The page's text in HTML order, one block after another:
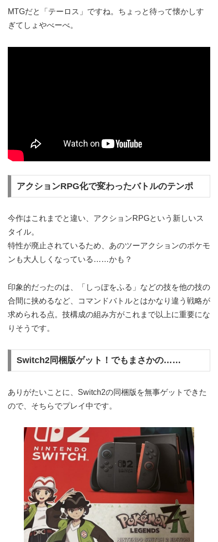
MTGだと「テーロス」ですね。ちょっと待って懐かしす
ぎてしょやべーべ。
アクションRPG化で変わったバトルのテンポ
今作はこれまでと違い、アクションRPGという新しいス
タイル。
特性が廃止されているため、あのツーアクションのポケモ
ンも大人しくなっている……かも？
印象的だったのは、「しっぽをふる」などの技を他の技の
合間に挟めるなど、コマンドバトルとはかなり違う戦略が
求められる点。技構成の組み方がこれまで以上に重要にな
りそうです。
Switch2同梱版ゲット！でもまさかの……
ありがたいことに、Switch2の同梱版を無事ゲットできた
ので、そちらでプレイ中です。